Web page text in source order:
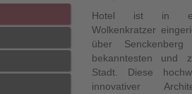
Hotel ist in
Wolkenkratzer
über
bekanntesten und
Stadt. Diese
innovativer